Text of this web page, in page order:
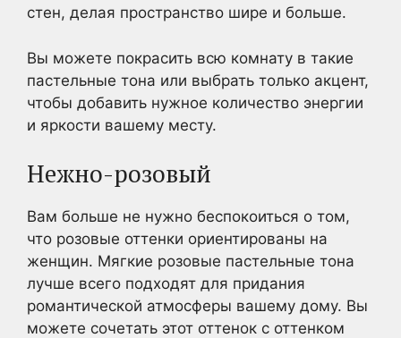
стен, делая пространство шире и больше.
Вы можете покрасить всю комнату в такие
пастельные тона или выбрать только акцент,
чтобы добавить нужное количество энергии
и яркости вашему месту.
Нежно-розовый
Вам больше не нужно беспокоиться о том,
что розовые оттенки ориентированы на
женщин. Мягкие розовые пастельные тона
лучше всего подходят для придания
романтической атмосферы вашему дому. Вы
можете сочетать этот оттенок с оттенком